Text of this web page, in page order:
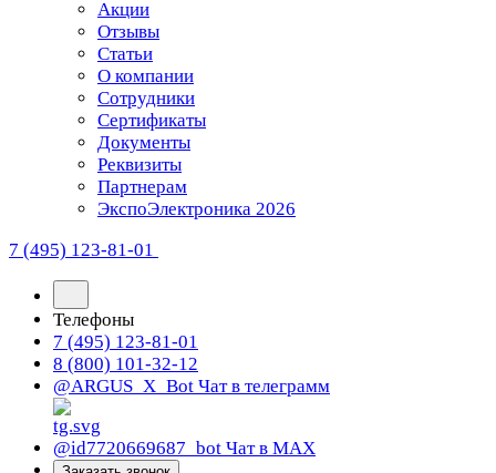
Акции
Отзывы
Статьи
О компании
Сотрудники
Сертификаты
Документы
Реквизиты
Партнерам
ЭкспоЭлектроника 2026
7 (495) 123-81-01
Телефоны
7 (495) 123-81-01
8 (800) 101-32-12
@ARGUS_X_Bot Чат в телеграмм
@id7720669687_bot Чат в МАХ